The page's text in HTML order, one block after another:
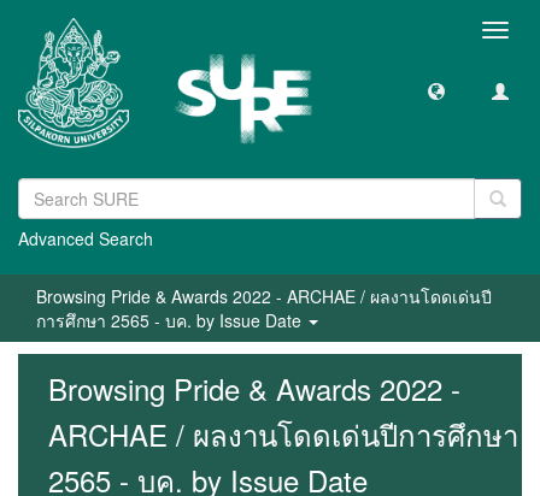
Advanced Search
Browsing Pride & Awards 2022 - ARCHAE / ผลงานโดดเด่นปี
การศึกษา 2565 - บค. by Issue Date
Browsing Pride & Awards 2022 -
ARCHAE / ผลงานโดดเด่นปีการศึกษา
2565 - บค. by Issue Date